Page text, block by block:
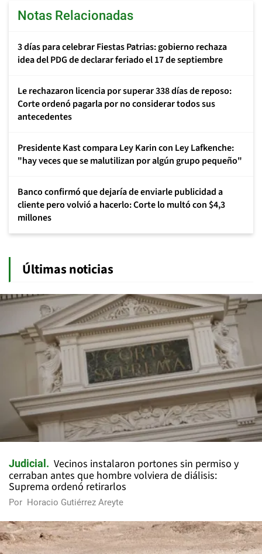
Notas Relacionadas
3 días para celebrar Fiestas Patrias: gobierno rechaza
idea del PDG de declarar feriado el 17 de septiembre
Le rechazaron licencia por superar 338 días de reposo:
Corte ordenó pagarla por no considerar todos sus
antecedentes
Presidente Kast compara Ley Karin con Ley Lafkenche:
"hay veces que se malutilizan por algún grupo pequeño"
Banco confirmó que dejaría de enviarle publicidad a
cliente pero volvió a hacerlo: Corte lo multó con $4,3
millones
Últimas noticias
Judicial
Vecinos instalaron portones sin permiso y
cerraban antes que hombre volviera de diálisis:
Suprema ordenó retirarlos
Por Horacio Gutiérrez Areyte